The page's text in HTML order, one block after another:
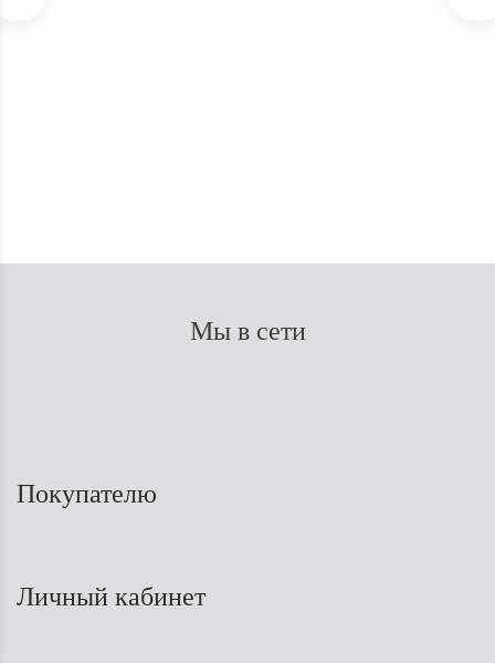
Мы в сети
Покупателю
Личный кабинет